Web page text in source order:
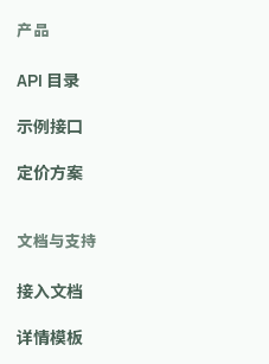
产品
API 目录
示例接口
定价方案
文档与支持
接入文档
详情模板